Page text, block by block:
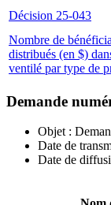
Décision 25-043
Nombre de
distribués (en $)
ventilé par type de
Demande
Objet :
Date de
Date de